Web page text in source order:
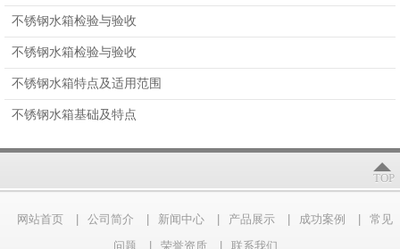
不锈钢水箱检验与验收
不锈钢水箱检验与验收
不锈钢水箱特点及适用范围
不锈钢水箱基础及特点
TOP
网站首页 公司简介 新闻中心 产品展示 成功案例
常见
问题
荣誉资质 联系我们